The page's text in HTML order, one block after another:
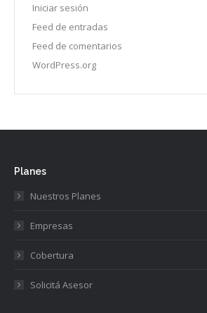
Iniciar sesión
Feed de entradas
Feed de comentarios
WordPress.org
Planes
Nuestros Planes
Empresas
Cobertura
Solicitá Asesor